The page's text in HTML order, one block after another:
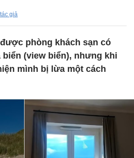
giả
phòng khách sạn có
(view biển), nhưng khi
mình bị lừa một cách